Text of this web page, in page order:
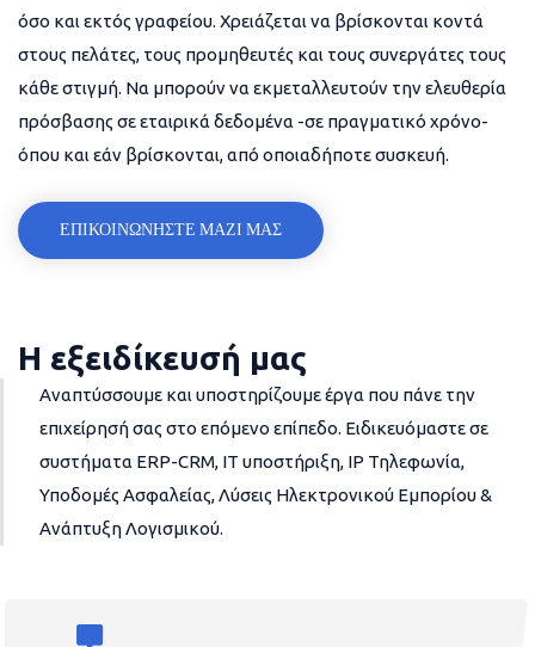
όσο και εκτός γραφείου. Χρειάζεται να βρίσκονται κοντά
στους πελάτες, τους προμηθευτές και τους συνεργάτες τους
κάθε στιγμή. Να μπορούν να εκμεταλλευτούν την ελευθερία
πρόσβασης σε εταιρικά δεδομένα -σε πραγματικό χρόνο-
όπου και εάν βρίσκονται, από οποιαδήποτε συσκευή.
ΕΠΙΚΟΙΝΩΝΗΣΤΕ ΜΑΖΙ ΜΑΣ
Η εξειδίκευσή μας
Αναπτύσσουμε και υποστηρίζουμε έργα που πάνε την
επιχείρησή σας στο επόμενο επίπεδο. Ειδικευόμαστε σε
συστήματα ERP-CRM, IT υποστήριξη, IP Τηλεφωνία,
Υποδομές Ασφαλείας, Λύσεις Ηλεκτρονικού Εμπορίου &
Ανάπτυξη Λογισμικού.